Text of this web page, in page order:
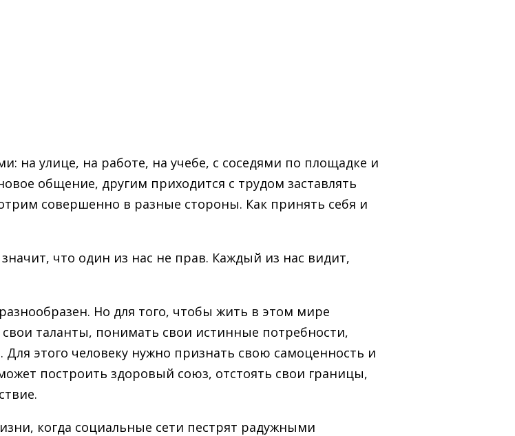
на улице, на работе, на учебе, с соседями по площадке и
общение, другим приходится с трудом заставлять
совершенно в разные стороны. Как принять себя и
что один из нас не прав. Каждый из нас видит,
Но для того, чтобы жить в этом мире
таланты, понимать свои истинные потребности,
этого человеку нужно признать свою самоценность и
построить здоровый союз, отстоять свои границы,
когда социальные сети пестрят радужными